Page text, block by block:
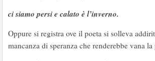
ci siamo persi e calato è l’inverno.
Oppure si registra ove il poeta si solleva
mancanza di speranza che renderebbe vana la